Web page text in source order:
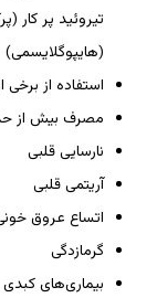
تیروئید پر کار
(هایپوگلایسمی)
استفاده از برخی
مصرف بیش از
نارسایی قلبی
آریتمی قلبی
اتساع عروق
گرمازدگی
بیماری‌های کبدی